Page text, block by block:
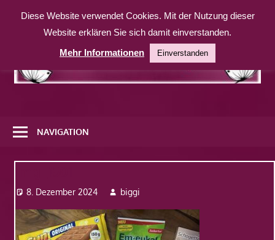
Inhalt
weitere
Website
NAVIGATION
8. Dezember 2024 biggi
Diese Website verwendet Cookies. Mit der Nutzung dieser
Website erklären Sie sich damit einverstanden.
Mehr Informationen
Einverstanden